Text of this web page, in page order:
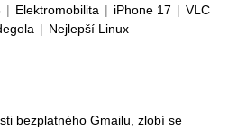
| Elektromobilita | iPhone 17 | VLC
| Nejlepší Linux
bezplatného Gmailu, zlobí se